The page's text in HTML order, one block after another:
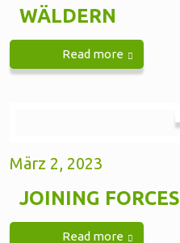
WÄLDERN
Read more
März 2, 2023
JOINING FORCES
Read more